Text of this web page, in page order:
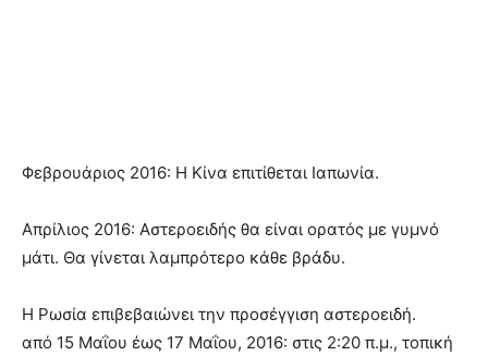
Φεβρουάριος 2016: Η Κίνα επιτίθεται Ιαπωνία.
Απρίλιος 2016: Αστεροειδής θα είναι ορατός με γυμνό
μάτι. Θα γίνεται λαμπρότερο κάθε βράδυ.
Η Ρωσία επιβεβαιώνει την προσέγγιση αστεροειδή.
από 15 Μαΐου έως 17 Μαΐου, 2016: στις 2:20 π.μ., τοπική